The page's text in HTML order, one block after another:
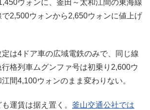
ウォンに、釜田～太和江間の東海線
2,500ウォンから2,650ウォンに値上げ
は4ドア車の広域電鉄のみで、同じ線
格列車ムグンファ号は初乗り2,600ウ
間4,100ウォンのまま変わりない。
運賃は据え置く。 釜山交通公社では